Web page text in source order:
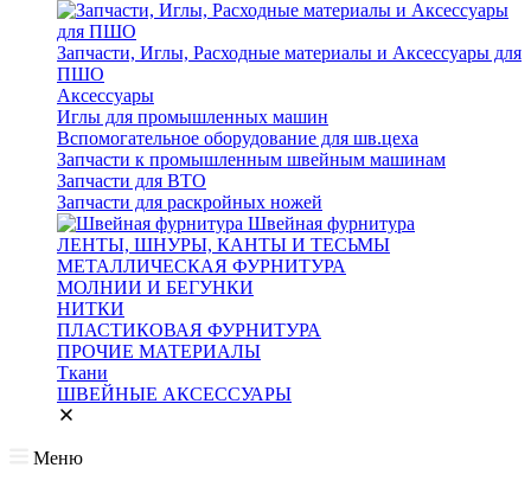
Запчасти, Иглы, Расходные материалы и Аксессуары для
ПШО
Аксессуары
Иглы для промышленных машин
Вспомогательное оборудование для шв.цеха
Запчасти к промышленным швейным машинам
Запчасти для ВТО
Запчасти для раскройных ножей
Швейная фурнитура
ЛЕНТЫ, ШНУРЫ, КАНТЫ И ТЕСЬМЫ
МЕТАЛЛИЧЕСКАЯ ФУРНИТУРА
МОЛНИИ И БЕГУНКИ
НИТКИ
ПЛАСТИКОВАЯ ФУРНИТУРА
ПРОЧИЕ МАТЕРИАЛЫ
Ткани
ШВЕЙНЫЕ АКСЕССУАРЫ
Меню